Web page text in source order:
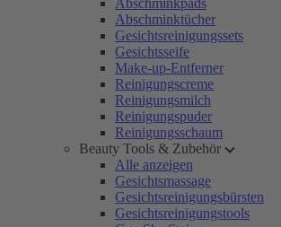
Abschminkpads
Abschminktücher
Gesichtsreinigungssets
Gesichtsseife
Make-up-Entferner
Reinigungscreme
Reinigungsmilch
Reinigungspuder
Reinigungsschaum
Beauty Tools & Zubehör
Alle anzeigen
Gesichtsmassage
Gesichtsreinigungsbürsten
Gesichtsreinigungstools